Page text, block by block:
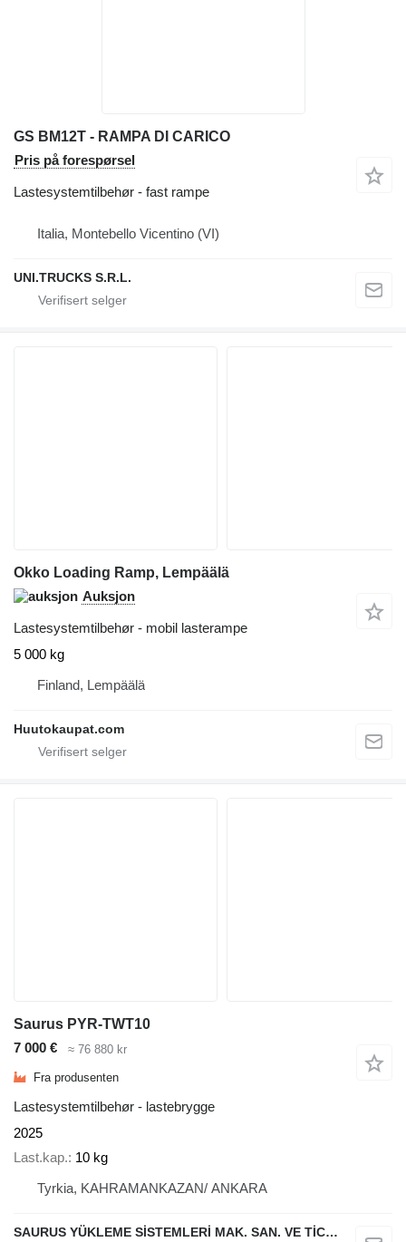
GS BM12T - RAMPA DI CARICO
Pris på forespørsel
Lastesystemtilbehør - fast rampe
Italia, Montebello Vicentino (VI)
UNI.TRUCKS S.R.L.
Okko Loading Ramp, Lempäälä
Auksjon
Lastesystemtilbehør - mobil lasterampe
5 000 kg
Finland, Lempäälä
Huutokaupat.com
Saurus PYR-TWT10
7 000 €
≈ 76 880 kr
Fra produsenten
Lastesystemtilbehør - lastebrygge
2025
Last.kap. 10 kg
Tyrkia, KAHRAMANKAZAN/ ANKARA
SAURUS YÜKLEME SİSTEMLERİ MAK. SAN. VE TİC. LTD. ŞTİ.